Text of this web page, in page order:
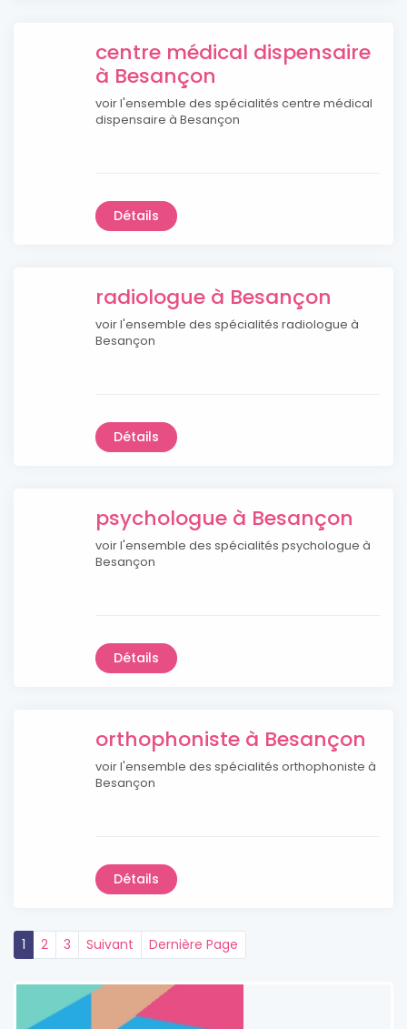
centre médical dispensaire
à Besançon
voir l'ensemble des spécialités centre médical
dispensaire à Besançon
Détails
radiologue à Besançon
voir l'ensemble des spécialités radiologue à
Besançon
Détails
psychologue à Besançon
voir l'ensemble des spécialités psychologue à
Besançon
Détails
orthophoniste à Besançon
voir l'ensemble des spécialités orthophoniste à
Besançon
Détails
1 2 3 Suivant Dernière Page